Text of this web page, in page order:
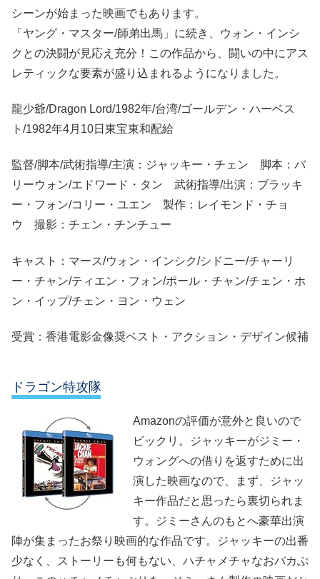
シーンが始まった映画でもあります。
「ヤング・マスター/師弟出馬」に続き、ウォン・インシ
クとの決闘が見応え充分！この作品から、闘いの中にアス
レティックな要素が盛り込まれるようになりました。
龍少爺/Dragon Lord/1982年/台湾/ゴールデン・ハーベス
ト/1982年4月10日東宝東和配給
監督/脚本/武術指導/主演：ジャッキー・チェン 脚本：バ
リーウォン/エドワード・タン 武術指導/出演：ブラッキ
ー・フォン/コリー・ユエン 製作：レイモンド・チョ
ウ 撮影：チェン・チンチュー
キャスト：マース/ウォン・インシク/シドニー/チャーリ
ー・チャン/ティエン・フォン/ポール・チャン/チェン・ホ
ン・イップ/チェン・ヨン・ウェン
受賞：香港電影金像奨ベスト・アクション・デザイン候補
ドラゴン特攻隊
Amazonの評価が意外と良いので
ビックリ。ジャッキーがジミー・
ウォングへの借りを返すために出
演した映画なので、まず、ジャッ
キー作品だと思ったら裏切られま
す。ジミーさんのもとへ豪華出演
陣が集まったお祭り映画的な作品です。ジャッキーの出番
少なく、ストーリーも何もない、ハチャメチャなおバカぶ